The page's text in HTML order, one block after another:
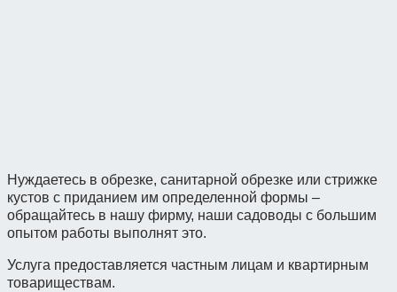
Нуждаетесь в обрезке, санитарной обрезке или стрижке
кустов с приданием им определенной формы –
обращайтесь в нашу фирму, наши садоводы с большим
опытом работы выполнят это.
Услуга предоставляется частным лицам и квартирным
товариществам.